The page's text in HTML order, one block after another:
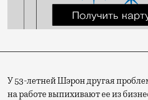
У 53-летней Шэрон другая
на работе выпихивают ее из